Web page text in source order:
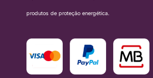
produtos de proteção energética.